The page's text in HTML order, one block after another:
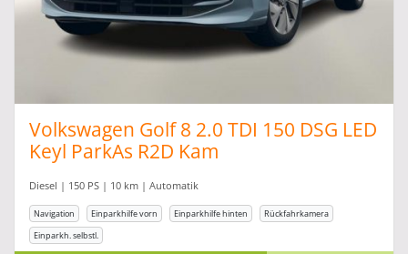
Volkswagen Golf 8 2.0 TDI 150 DSG LED
Keyl ParkAs R2D Kam
Diesel | 150 PS | 10 km | Automatik
Navigation Einparkhilfe vorn Einparkhilfe hinten
Rückfahrkamera
Einparkh. selbstl.